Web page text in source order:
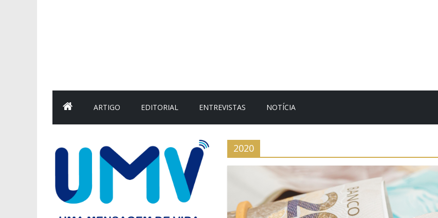
ARTIGO EDITORIAL ENTREVISTAS NOTÍCIA
2020